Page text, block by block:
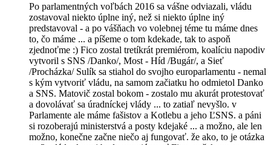
Po parlamentných voľbách 2016 sa vášne odviazali, vládu
zostavoval niekto úplne iný, než si niekto úplne iný
predstavoval - a po vášňach vo volebnej téme tu máme dnes
to, čo máme ... a píšeme o tom kdekade, tak to aspoň
zjednoťme :) Fico zostal tretíkrát premiérom, koalíciu napodiv
vytvoril s SNS /Danko/, Most - Híd /Bugár/, a Sieť
/Procházka/ Sulík sa stiahol do svojho europarlamentu - nemal
s kým vytvoriť vládu, na samom začiatku ho odmietol Danko
a SNS. Matovič zostal bokom - zostalo mu akurát protestovať
a dovolávať sa úradníckej vlády ... to zatiaľ nevyšlo. v
Parlamente ale máme fašistov a Kotlebu a jeho ĽSNS. a páni
si rozoberajú ministerstvá a posty kdejaké ... a možno, ale len
možno, konečne začne niečo aj fungovať. že ako, to je otázka